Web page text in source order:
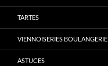
TARTES
VIENNOISERIES BOULANGERIE
ASTUCES